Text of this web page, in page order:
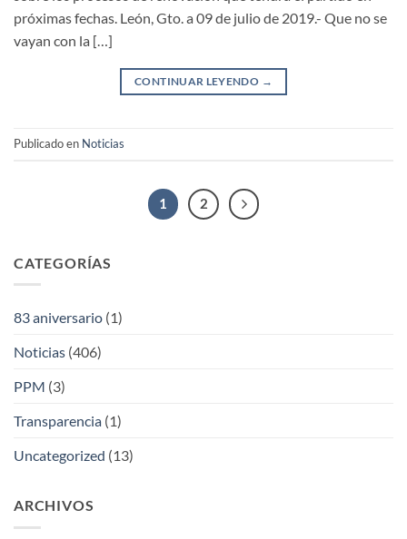
próximas fechas. León, Gto. a 09 de julio de 2019.- Que no se
vayan con la […]
CONTINUAR LEYENDO →
Publicado en Noticias
1 2
CATEGORÍAS
83 aniversario (1)
Noticias (406)
PPM (3)
Transparencia (1)
Uncategorized (13)
ARCHIVOS